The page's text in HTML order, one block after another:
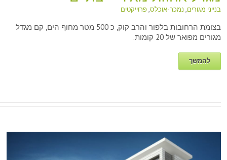
בנייני מגורים, נמכר-אוכלס,פרוייקטים
בצומת הרחובות בלפור והרב קוק, כ 500 מטר מחוף הים, קם מגדל
מגורים מפואר של 20 קומות.
להמשך